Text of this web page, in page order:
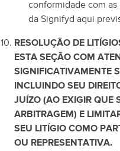
conformidade com
da Signifyd aqui
RESOLUÇÃO DE
ESTA SEÇÃO COM
SIGNIFICATIVAMENTE
INCLUINDO SEU
JUÍZO (AO EXIGIR QUE
ARBITRAGEM) E
SEU LITÍGIO COMO
OU REPRESENTATIVA.